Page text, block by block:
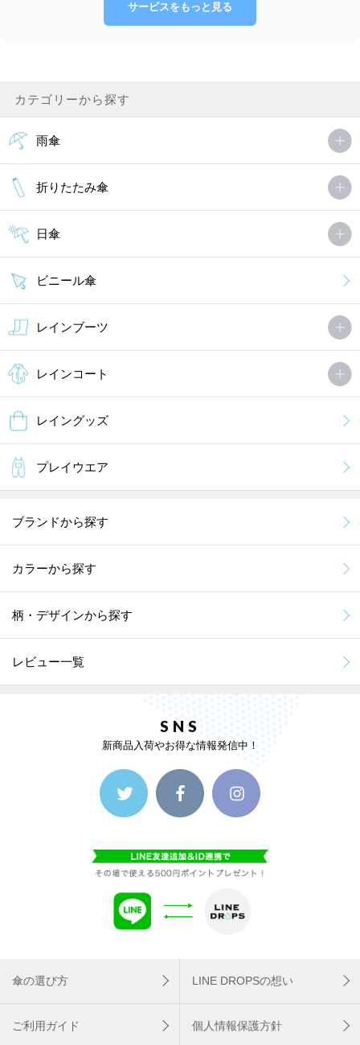
サービスをもっと見る
カテゴリーから探す
雨傘
折りたたみ傘
日傘
ビニール傘
レインブーツ
レインコート
レイングッズ
プレイウエア
ブランドから探す
カラーから探す
柄・デザインから探す
レビュー一覧
SNS
新商品入荷やお得な情報発信中！
傘の選び方 LINE DROPSの想い
ご利用ガイド 個人情報保護方針